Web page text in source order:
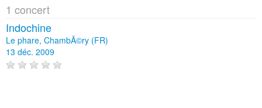
1 concert
Indochine
Le phare, ChambÃ©ry (FR)
13 déc. 2009